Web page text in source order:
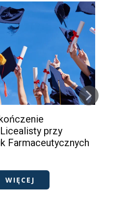
przy
Farmaceutycznych
WIĘCEJ